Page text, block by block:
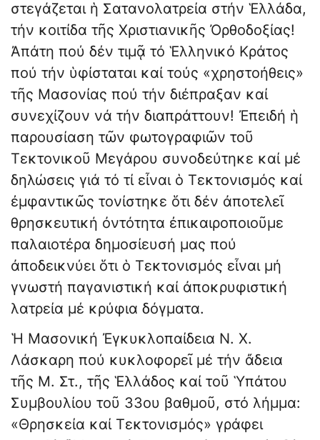
στεγάζεται ἡ Σατανολατρεία στήν Ἑλλάδα,
τήν κοιτίδα τῆς Χριστια­νικῆς Ὀρθοδοξίας!
Ἀπάτη πού δέν τιμᾷ τό Ἑλληνικό Κράτος
πού τήν ὑφίσταται καί τούς «χρηστοήθεις»
τῆς Μασονίας πού τήν διέπραξαν καί
συνεχίζουν νά τήν διαπράττουν! Ἐπειδή ἡ
παρουσίαση τῶν φωτογραφιῶν τοῦ
Τεκτονικοῦ Μεγάρου συνοδεύτηκε καί μέ
δηλώσεις γιά τό τί εἶναι ὁ Τεκτονισμός καί
ἐμφαντικῶς τονίστηκε ὅτι δέν ἀποτελεῖ
θρησκευτική ὀντότητα ἐπικαιροποιοῦμε
παλαιοτέρα δημοσίευσή μας πού
ἀποδεικνύει ὅτι ὁ Τεκτονισμός εἶναι μή
γνωστή παγανιστική καί ἀποκρυφιστική
λατρεία μέ κρύφια δόγματα.
Ἡ Μασονική Ἐγκυκλοπαίδεια Ν. Χ.
Λάσκαρη πού κυκλοφορεῖ μέ τήν ἄδεια
τῆς Μ. Στ., τῆς Ἑλλάδος καί τοῦ Ὑπάτου
Συμβουλίου τοῦ 33ου βαθμοῦ, στό λήμμα:
«Θρησκεία καί Τεκτονισμός» γράφει